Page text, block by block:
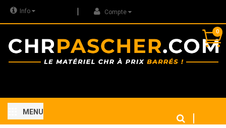
Info Compte
0
MENU